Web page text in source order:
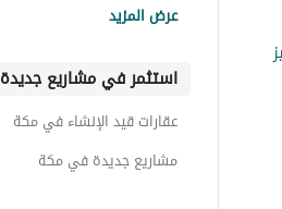
شقق 5 غرف نوم حي الهجلة الجديد
شقق 5 غرف نوم حي الشامية الجديد
شقق 5 غرف نوم حي التروية
عرض المزيد
استثمر في مشاريع جديدة
عقارات قيد الإنشاء في مكة
مشاريع جديدة في مكة